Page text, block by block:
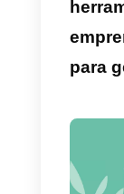
ya